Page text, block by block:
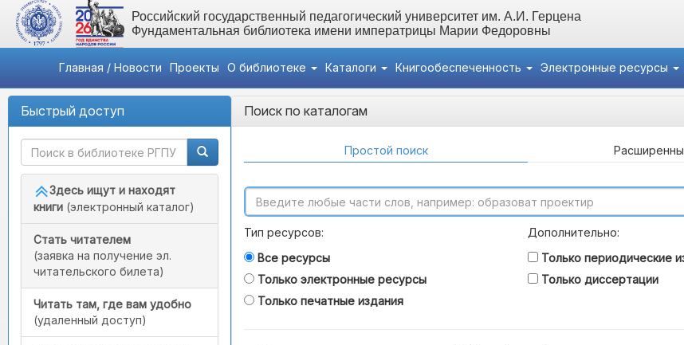
Российский государственный педагогический университет им. А.И. Герцена
Фундаментальная библиотека имени императрицы Марии Федоровны
Главная / Новости Проекты О библиотеке Каталоги Книгообеспеченность Электронные ресурсы
Быстрый доступ
Здесь ищут и находят
книги (электронный каталог)
Стать читателем
(заявка на получение эл.
читательского билета)
Читать там, где вам удобно
(удаленный доступ)
Поиск по каталогам
Простой поиск
Тип ресурсов:
Все ресурсы
Только электронные ресурсы
Только печатные издания
Дополнительно:
Только периодические
Только диссертации